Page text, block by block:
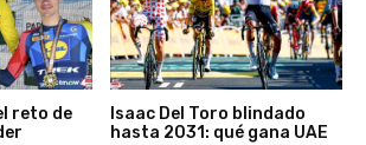
reto de
Isaac Del Toro blindado
hasta 2031: qué gana UAE